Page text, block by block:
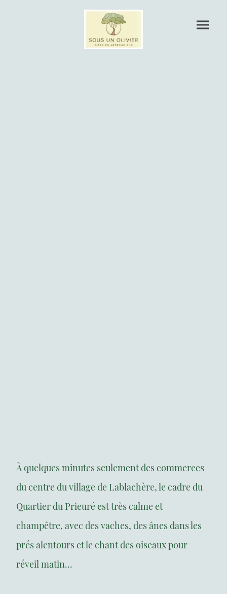
À quelques minutes seulement des commerces
du centre du village de Lablachère, le cadre du
Quartier du Prieuré est très calme et
champêtre, avec des vaches, des ânes dans les
prés alentours et le chant des oiseaux pour
réveil matin...